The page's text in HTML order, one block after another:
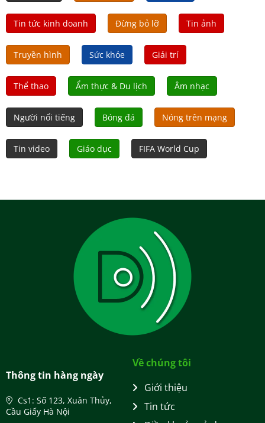
Tin tức kinh doanh Đừng bỏ lỡ Tin ảnh
Truyền hình Sức khỏe Giải trí
Thể thao Ẩm thực & Du lịch Âm nhạc
Người nổi tiếng Bóng đá Nóng trên mạng
Tin video Giáo dục FIFA World Cup
Thông tin hàng ngày
Cs1: Số 123, Xuân Thủy,
Cầu Giấy Hà Nội
Về chúng tôi
Giới thiệu
Tin tức